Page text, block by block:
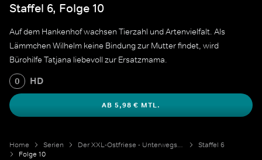
Staffel 6, Folge 10
Auf dem Hankenhof wachsen Tierzahl und Artenvielfalt. Als
Lämmchen Wilhelm keine Bindung zur Mutter findet, wird
Bürohilfe Tatjana liebevoll zur Ersatzmama.
0 HD
AB 5,98 € MTL.
Home Serien Der XXL-Ostfriese - Unterwegs mit "Knochenbrecher" Tamme Hanken
Staffel 6
Folge 10